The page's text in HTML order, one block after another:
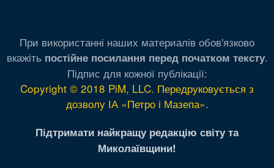
При використанні наших материалів обов'язково
вкажіть постійне посилання перед початком тексту.
Підпис для кожної публікації:
Copyright © 2018 PiM, LLC. Передруковується з
дозволу ІА «Петро і Мазепа».
Підтримати найкращу редакцію світу та
Миколаївщини!